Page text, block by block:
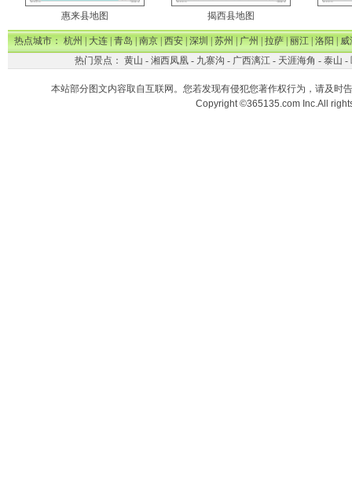
惠来县地图 揭西县地图
热点城市：杭州|大连|青岛|南京|西安|深圳|苏州|广州|拉萨|丽江|洛阳|威
热门景点： 黄山 - 湘西凤凰- 九寨沟 - 广西漓江- 天涯海角 - 泰山 -
本站部分图文内容取自互联网。您若发现有侵犯您著作权行为，请及时
Copyright ©365135.com Inc.All